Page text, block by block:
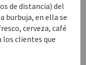
de distancia) del
burbuja, en ella se
cerveza, café
los clientes que